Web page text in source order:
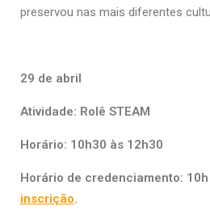
preservou nas mais diferentes
29 de abril
Atividade: Rolê STEAM
Horário: 10h30 às 12h30
Horário de credenciamento:
inscrição.